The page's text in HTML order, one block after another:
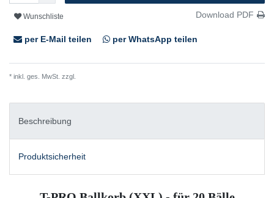
Wunschliste Download PDF
per E-Mail teilen per WhatsApp teilen
* inkl. ges. MwSt. zzgl.
Beschreibung
Produktsicherheit